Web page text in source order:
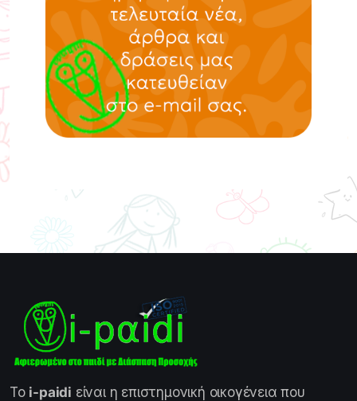
Το i-paidi είναι η επιστημονική οικογένεια που